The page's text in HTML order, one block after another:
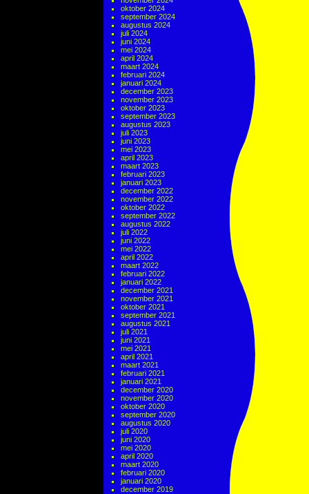
oktober 2024
september 2024
augustus 2024
juli 2024
juni 2024
mei 2024
april 2024
maart 2024
februari 2024
januari 2024
december 2023
november 2023
oktober 2023
september 2023
augustus 2023
juli 2023
juni 2023
mei 2023
april 2023
maart 2023
februari 2023
januari 2023
december 2022
november 2022
oktober 2022
september 2022
augustus 2022
juli 2022
juni 2022
mei 2022
april 2022
maart 2022
februari 2022
januari 2022
december 2021
november 2021
oktober 2021
september 2021
augustus 2021
juli 2021
juni 2021
mei 2021
april 2021
maart 2021
februari 2021
januari 2021
december 2020
november 2020
oktober 2020
september 2020
augustus 2020
juli 2020
juni 2020
mei 2020
april 2020
maart 2020
februari 2020
januari 2020
december 2019